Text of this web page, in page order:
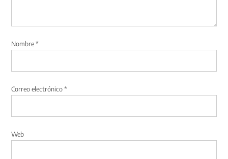
Nombre*
Correo electrónico*
Web